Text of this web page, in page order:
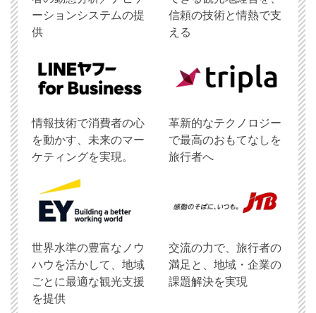
ーションシステムの提
供
信頼の技術と情熱で支
える
情報技術で消費者の心
を動かす、未来のマー
ケティングを実現。
革新的なテクノロジー
で最高のおもてなしを
旅行者へ
世界水準の豊富なノウ
ハウを活かして、地域
ごとに最適な観光支援
を提供
交流の力で、旅行者の
満足と、地域・企業の
課題解決を実現